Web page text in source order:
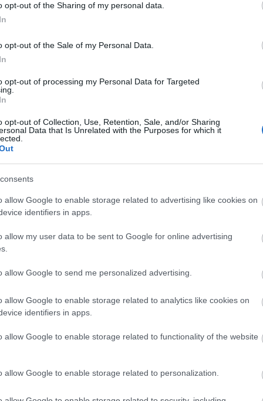
opt-out of the Sharing of my personal data.
opt-out of the Sale of my Personal Data.
opt-out of processing my Personal Data for Targeted
opt-out of Collection, Use, Retention, Sale, and/or Sharing
Data that Is Unrelated with the Purposes for which it
allow Google to enable storage related to advertising like cookies on
identifiers in apps.
allow my user data to be sent to Google for online advertising
allow Google to send me personalized advertising.
allow Google to enable storage related to analytics like cookies on
identifiers in apps.
allow Google to enable storage related to functionality of the website
allow Google to enable storage related to personalization.
nem tolakodó formájában: cirtomhéj, citrusok,
lendületes, még ha nem is túl koncentrált, miközben
megint citromhéj, citrusok vezetik, pici szőlő, licsi,
intenzív, érett, már-már túlérett sárga
fűszerességgel. Az orrpróba szüreti tippjeit a korty
túlzóak, de megfelelően intenzívek, tartják a
Vitán felül nincs meg az a fajta gazdagsági
mint ami a '13-as elődben jelen volt, eképpen
is. Ez persze nem változtat a tényen, miszerint
a legjobb hazai hársak között. Tokajon kívül és
mangó, méz, virágok. Szinte késői szüretes
ehhez képest visszalépünk, mind intenzitás, mind
szempontjából. Őszibarack, körte, citrusok, pici vanília,
az intenzívebb, komplexebb és strukturáltabb 2013-as
a másik fele a kékfrankos. Könnyűre hangolt,
vörösbor. Nem túl vastag, inkább a savakra,
nem túl hosszú de legalább tiszta és
képes elfogyni, de a gasztronómiában is
a közérthető karakterének és az inkább
nyári vörösbor, amely nem rúgja ki maga
sem, az pontosan ilyen.Öt pont.
(